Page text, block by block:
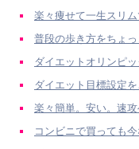
楽々痩せて一生スリ
普段の歩き方をちょ
ダイエットオリンピ
ダイエット目標設定
楽々簡単。安い。速
コンビニで買っても